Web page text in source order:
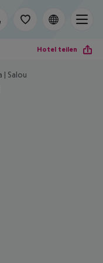
Hotel teilen
| Salou